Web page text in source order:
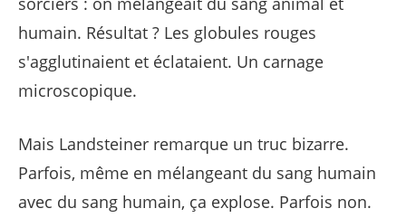
humain. Résultat ? Les globules rouges
s'agglutinaient et éclataient. Un carnage
microscopique.
Mais Landsteiner remarque un truc bizarre.
Parfois, même en mélangeant du sang humain
avec du sang humain, ça explose. Parfois non.